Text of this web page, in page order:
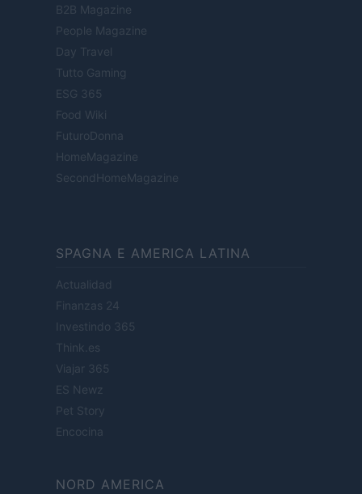
B2B Magazine
People Magazine
Day Travel
Tutto Gaming
ESG 365
Food Wiki
FuturoDonna
HomeMagazine
SecondHomeMagazine
SPAGNA E AMERICA LATINA
Actualidad
Finanzas 24
Investindo 365
Think.es
Viajar 365
ES Newz
Pet Story
Encocina
NORD AMERICA